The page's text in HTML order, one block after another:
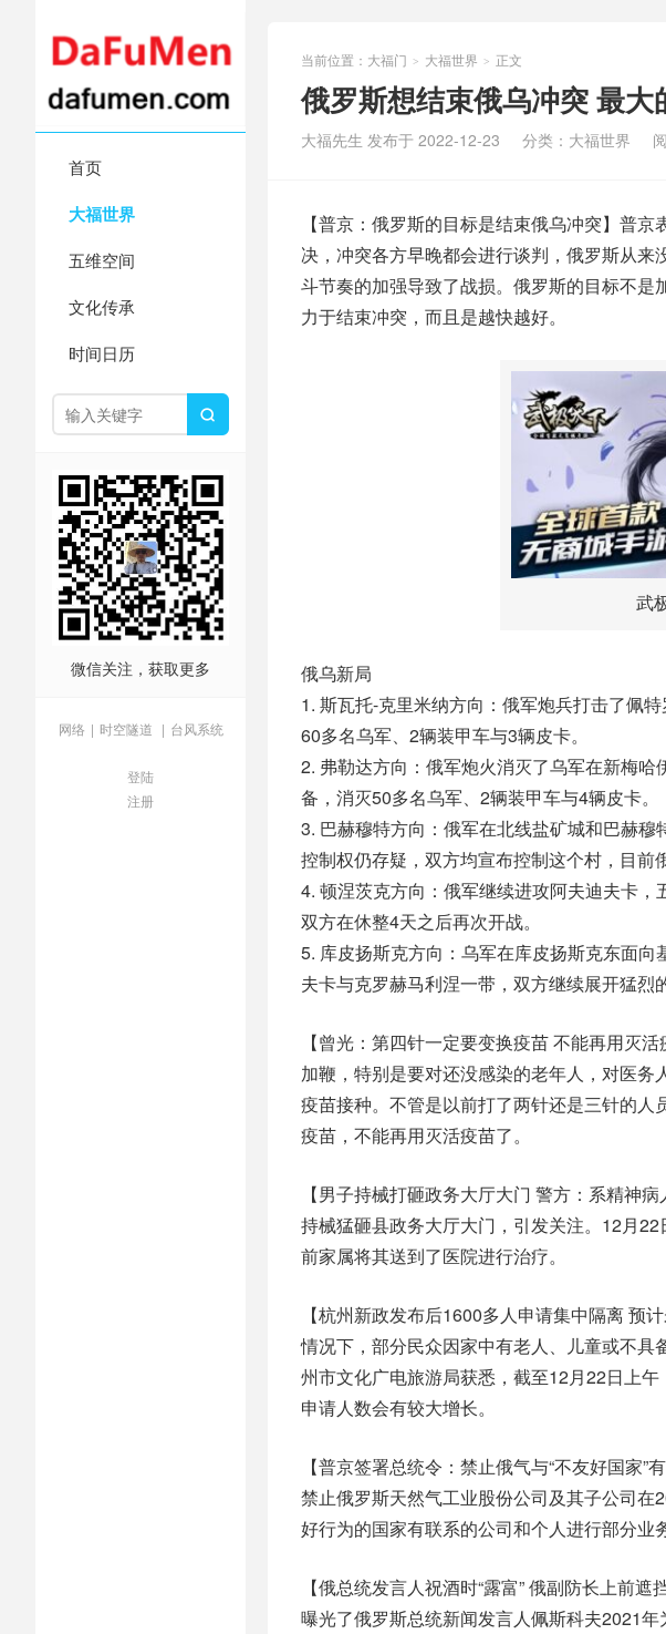
首页
大福世界
五维空间
文化传承
时间日历

微信关注，获取更多
网络 | 时空隧道 | 台风系统
登陆
注册
当前位置： 大福门 > 大福世界 > 正文
俄罗斯想结束俄乌冲突 最
大福先生 发布于 2022-12-23 分类： 大福世界
【普京：俄罗斯的目标是结束俄乌冲突】普
决，冲突各方早晚都会进行谈判，俄罗斯从
斗节奏的加强导致了战损。俄罗斯的目标不
力于结束冲突，而且是越快越好。
武
俄乌新局
1. 斯瓦托-克里米纳方向：俄军炮兵打击了佩
60多名乌军、2辆装甲车与3辆皮卡。
2. 弗勒达方向：俄军炮火消灭了乌军在新梅
备，消灭50多名乌军、2辆装甲车与4辆皮卡。
3. 巴赫穆特方向：俄军在北线盐矿城和巴赫
控制权仍存疑，双方均宣布控制这个村，目前
4. 顿涅茨克方向：俄军继续进攻阿夫迪夫卡，
双方在休整4天之后再次开战。
5. 库皮扬斯克方向：乌军在库皮扬斯克东面
夫卡与克罗赫马利涅一带，双方继续展开猛烈
【曾光：第四针一定要变换疫苗 不能再用灭
加鞭，特别是要对还没感染的老年人，对医
疫苗接种。不管是以前打了两针还是三针的
疫苗，不能再用灭活疫苗了。
【男子持械打砸政务大厅大门 警方：系精神
持械猛砸县政务大厅大门，引发关注。12月
前家属将其送到了医院进行治疗。
【杭州新政发布后1600多人申请集中隔离 预
情况下，部分民众因家中有老人、儿童或不
州市文化广电旅游局获悉，截至12月22日上
申请人数会有较大增长。
【普京签署总统令：禁止俄气与“不友好国家
禁止俄罗斯天然气工业股份公司及其子公司
好行为的国家有联系的公司和个人进行部分业
【俄总统发言人祝酒时“露富” 俄副防长上前
曝光了俄罗斯总统新闻发言人佩斯科夫2021